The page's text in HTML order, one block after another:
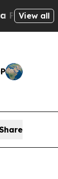
View all